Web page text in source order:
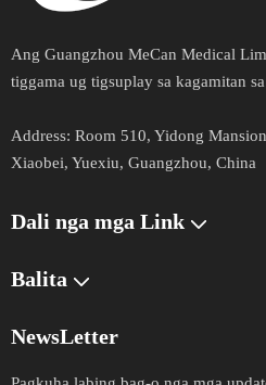
Ang Guangzhou MeCan Medical
tiggama ug tigsuplay sa kagamitan
Address​​​​​​​: Room 510, Yidong
Xiaobei, Yuexiu, Guangzhou, China
Dali nga mga Link
Balita
NewsLetter